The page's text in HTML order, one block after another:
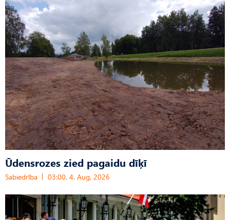
Ūdensrozes zied pagaidu dīķī
Sabiedrība 03:00, 4. Aug, 2026